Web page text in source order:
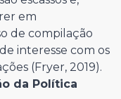
em
de compilação
interesse com os
(Fryer, 2019).
da Política